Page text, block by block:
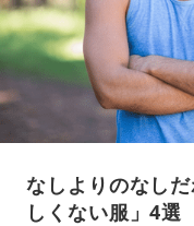
なしよりのなし
しくない服」4選